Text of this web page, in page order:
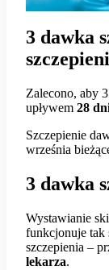
3 dawka
Zalecono, aby
upływem 28
Szczepienie
września
3 dawka
Wystawianie
funkcjonuje tak
szczepienia –
lekarza.